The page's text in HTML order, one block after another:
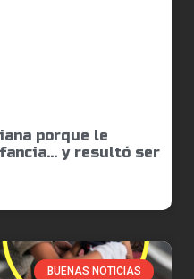
porque le
y resultó ser
BUENAS NOTICIAS